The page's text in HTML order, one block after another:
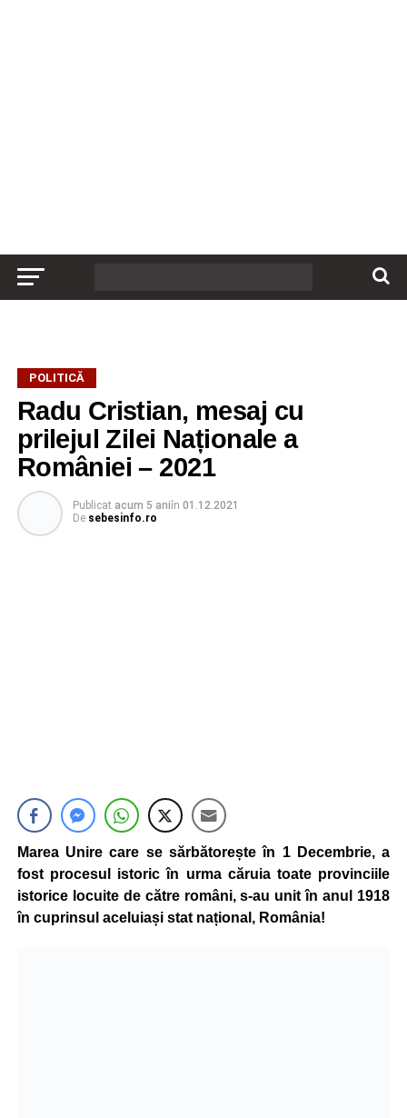
POLITICĂ
Radu Cristian, mesaj cu
prilejul Zilei Naționale a
României – 2021
Publicat acum 5 aniîn 01.12.2021
De sebesinfo.ro
Marea Unire care se sărbătorește în 1 Decembrie, a
fost procesul istoric în urma căruia toate provinciile
istorice locuite de către români, s-au unit în anul 1918
în cuprinsul aceluiași stat național, România!